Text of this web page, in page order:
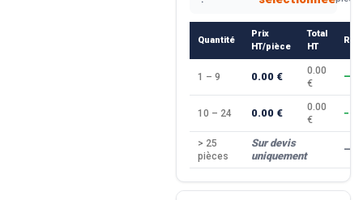
Quantité
Prix
HT/pièce
Total
HT
1 – 9 0.00 €
0.00
€
—
10 – 24 0.00 €
0.00
€
> 25
pièces
Sur devis
uniquement
—